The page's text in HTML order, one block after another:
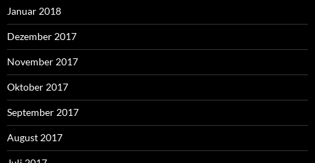
Januar 2018
Dezember 2017
November 2017
Oktober 2017
September 2017
August 2017